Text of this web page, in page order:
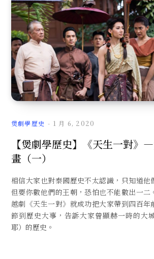
煲劇學歷史 1 月 6, 2020
【煲劇學歷史】《天生一對》
畫（一）
相信大家也對泰國歷史不太認識，只知道他
但要你數他們的王朝，恐怕也不能數出一二
越劇《天生一對》就成功把大家帶到四百年
節到歷史大事，告訴大家曾顯赫一時的大
耶）的歷史。